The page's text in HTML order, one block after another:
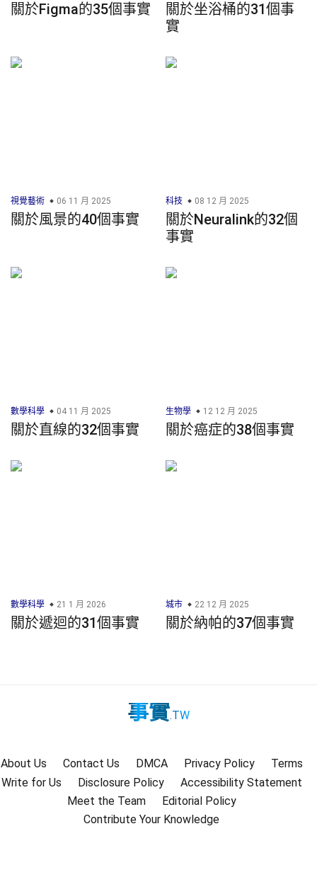
關於Figma的35個事實
關於坐浴桶的31個事
實
視覺藝術 06 11 月 2025
關於風景的40個事實
科技 08 12 月 2025
關於Neuralink的32個
事實
數學科學 04 11 月 2025
關於直線的32個事實
生物學 12 12 月 2025
關於癌症的38個事實
數學科學 21 1 月 2026
關於遞迴的31個事實
城市 22 12 月 2025
關於納帕的37個事實
事實.TW
About Us Contact Us DMCA Privacy Policy
Terms
Write for Us
Disclosure Policy
Accessibility Statement
Meet the Team
Editorial Policy
Contribute Your Knowledge